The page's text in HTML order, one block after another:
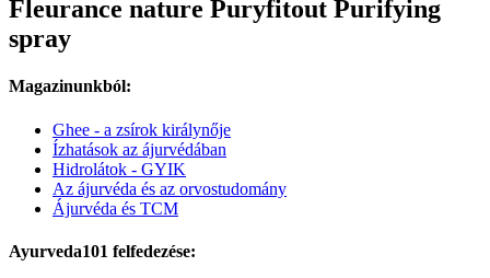
Fleurance nature Puryfitout Purifying
spray
Magazinunkból:
Ghee - a zsírok királynője
Ízhatások az ájurvédában
Hidrolátok - GYIK
Az ájurvéda és az orvostudomány
Ájurvéda és TCM
Ayurveda101 felfedezése: